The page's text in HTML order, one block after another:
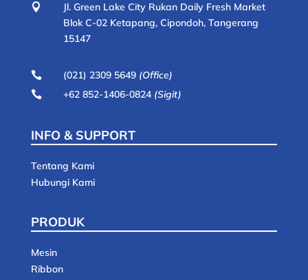

Jl. Green Lake City Rukan Daily Fresh Market
Blok C-02 Ketapang, Cipondoh, Tangerang
15147
 (021) 2309 5649 (Office)
 +62 852-1406-0824 (Sigit)
INFO & SUPPORT
Tentang Kami
Hubungi Kami
PRODUK
Mesin
Ribbon